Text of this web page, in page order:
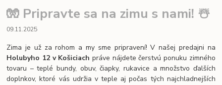
🧤 Pripravte sa na zimu s nami! ☃️
09.11.2025
Zima je už za rohom a my sme pripravení! V našej predajni na
Holubyho 12 v Košiciach práve nájdete čerstvú ponuku zimného
tovaru – teplé bundy, obuv, čiapky, rukavice a množstvo ďalších
doplnkov, ktoré vás udržia v teple aj počas tých najchladnejších